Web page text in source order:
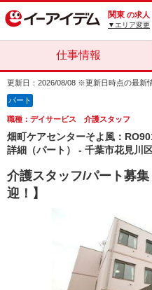
関東 の求人
▼エリア変更
仕事情報
更新日：2026/08/08 ※更新日時点の最新
パート
職種：デイサービス 介護スタッフ
畑町ケアセンターそよ風：
詳細（パート） - 千葉市花見川
介護スタッフ/パート募
迎！】